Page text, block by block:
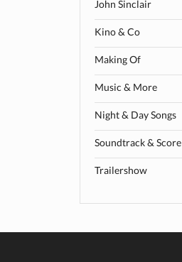
John Sinclair
Kino & Co
Making Of
Music & More
Night & Day Songs
Soundtrack & Score
Trailershow